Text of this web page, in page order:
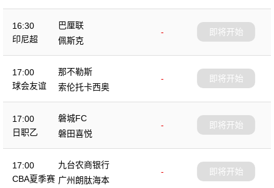
16:30
印尼超
巴厘联
-
佩斯克
即将开始
17:00
球会友谊
那不勒斯
-
索伦托卡西奥
即将开始
17:00
日职乙
磐城FC
-
磐田喜悦
即将开始
17:00
CBA夏季赛
九台农商银行
-
广州朗肽海本
即将开始